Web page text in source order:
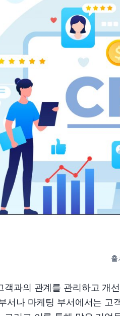
출
객과의 관계를 관리하고 개
서나 마케팅 부서에서는 고